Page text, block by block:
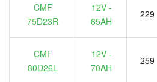
CMF
75D23R
12V -
65AH
229
CMF
80D26L
12V -
70AH
259